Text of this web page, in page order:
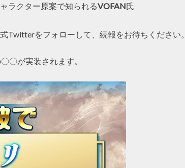
ラクター原案で知られるVOFAN氏
Twitterをフォローして、続報をお待ちください。
〇が実装されます。